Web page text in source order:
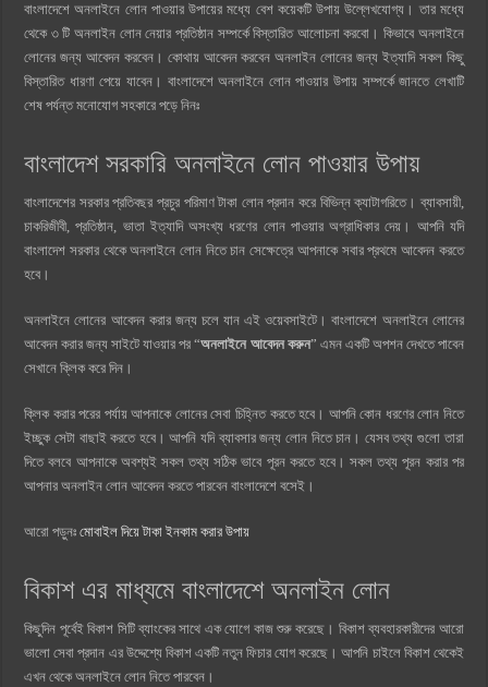
বাংলাদেশে অনলাইনে লোন পাওয়ার উপায়ের মধ্যে বেশ কয়েকটি উপায় উল্লেখযোগ্য। তার মধ্যে
থেকে ৩ টি অনলাইন লোন নেয়ার প্রতিষ্ঠান সম্পর্কে বিস্তারিত আলোচনা করবো। কিভাবে অনলাইনে
লোনের জন্য আবেদন করবেন। কোথায় আবেদন করবেন অনলাইন লোনের জন্য ইত্যাদি সকল কিছু
বিস্তারিত ধারণা পেয়ে যাবেন। বাংলাদেশে অনলাইনে লোন পাওয়ার উপায় সম্পর্কে জানতে লেখাটি
শেষ পর্যন্ত মনোযোগ সহকারে পড়ে নিনঃ
বাংলাদেশ সরকারি অনলাইনে লোন পাওয়ার উপায়
বাংলাদেশের সরকার প্রতিবছর প্রচুর পরিমাণ টাকা লোন প্রদান করে বিভিন্ন ক্যাটাগরিতে। ব্যাবসায়ী,
চাকরিজীবী, প্রতিষ্ঠান, ভাতা ইত্যাদি অসংখ্য ধরণের লোন পাওয়ার অগ্রাধিকার দেয়। আপনি যদি
বাংলাদেশ সরকার থেকে অনলাইনে লোন নিতে চান সেক্ষেত্রে আপনাকে সবার প্রথমে আবেদন করতে
হবে।
অনলাইনে লোনের আবেদন করার জন্য চলে যান এই ওয়েবসাইটে। বাংলাদেশে অনলাইনে লোনের
আবেদন করার জন্য সাইটে যাওয়ার পর “অনলাইনে আবেদন করুন” এমন একটি অপশন দেখতে পাবেন
সেখানে ক্লিক করে দিন।
ক্লিক করার পরের পর্যায় আপনাকে লোনের সেবা চিহ্নিত করতে হবে। আপনি কোন ধরণের লোন নিতে
ইচ্ছুক সেটা বাছাই করতে হবে। আপনি যদি ব্যাবসার জন্য লোন নিতে চান। যেসব তথ্য গুলো তারা
দিতে বলবে আপনাকে অবশ্যই সকল তথ্য সঠিক ভাবে পূরন করতে হবে। সকল তথ্য পূরন করার পর
আপনার অনলাইন লোন আবেদন করতে পারবেন বাংলাদেশে বসেই।
আরো পড়ুনঃমোবাইল দিয়ে টাকা ইনকাম করার উপায়
বিকাশ এর মাধ্যমে বাংলাদেশে অনলাইন লোন
কিছুদিন পূর্বেই বিকাশ সিটি ব্যাংকের সাথে এক যোগে কাজ শুরু করেছে। বিকাশ ব্যবহারকারীদের আরো
ভালো সেবা প্রদান এর উদ্দেশ্যে বিকাশ একটি নতুন ফিচার যোগ করেছে। আপনি চাইলে বিকাশ থেকেই
এখন থেকে অনলাইনে লোন নিতে পারবেন।